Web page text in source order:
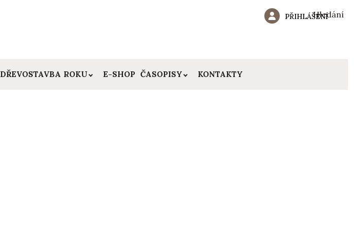
Hledání
PŘIHLÁŠENÍ
DŘEVOSTAVBA ROKU E-SHOP ČASOPISY KONTAKTY